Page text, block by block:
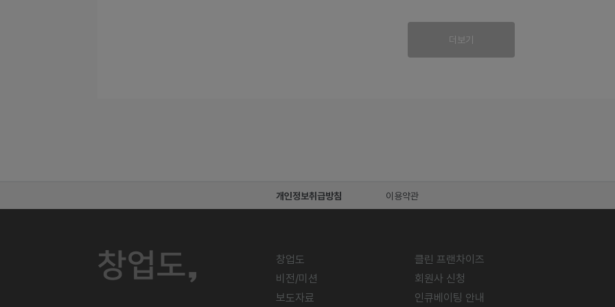
더보기
개인정보취급방침 이용약관
창업도
비전/미션
보도자료
클린 프랜차이즈
회원사 신청
인큐베이팅 안내